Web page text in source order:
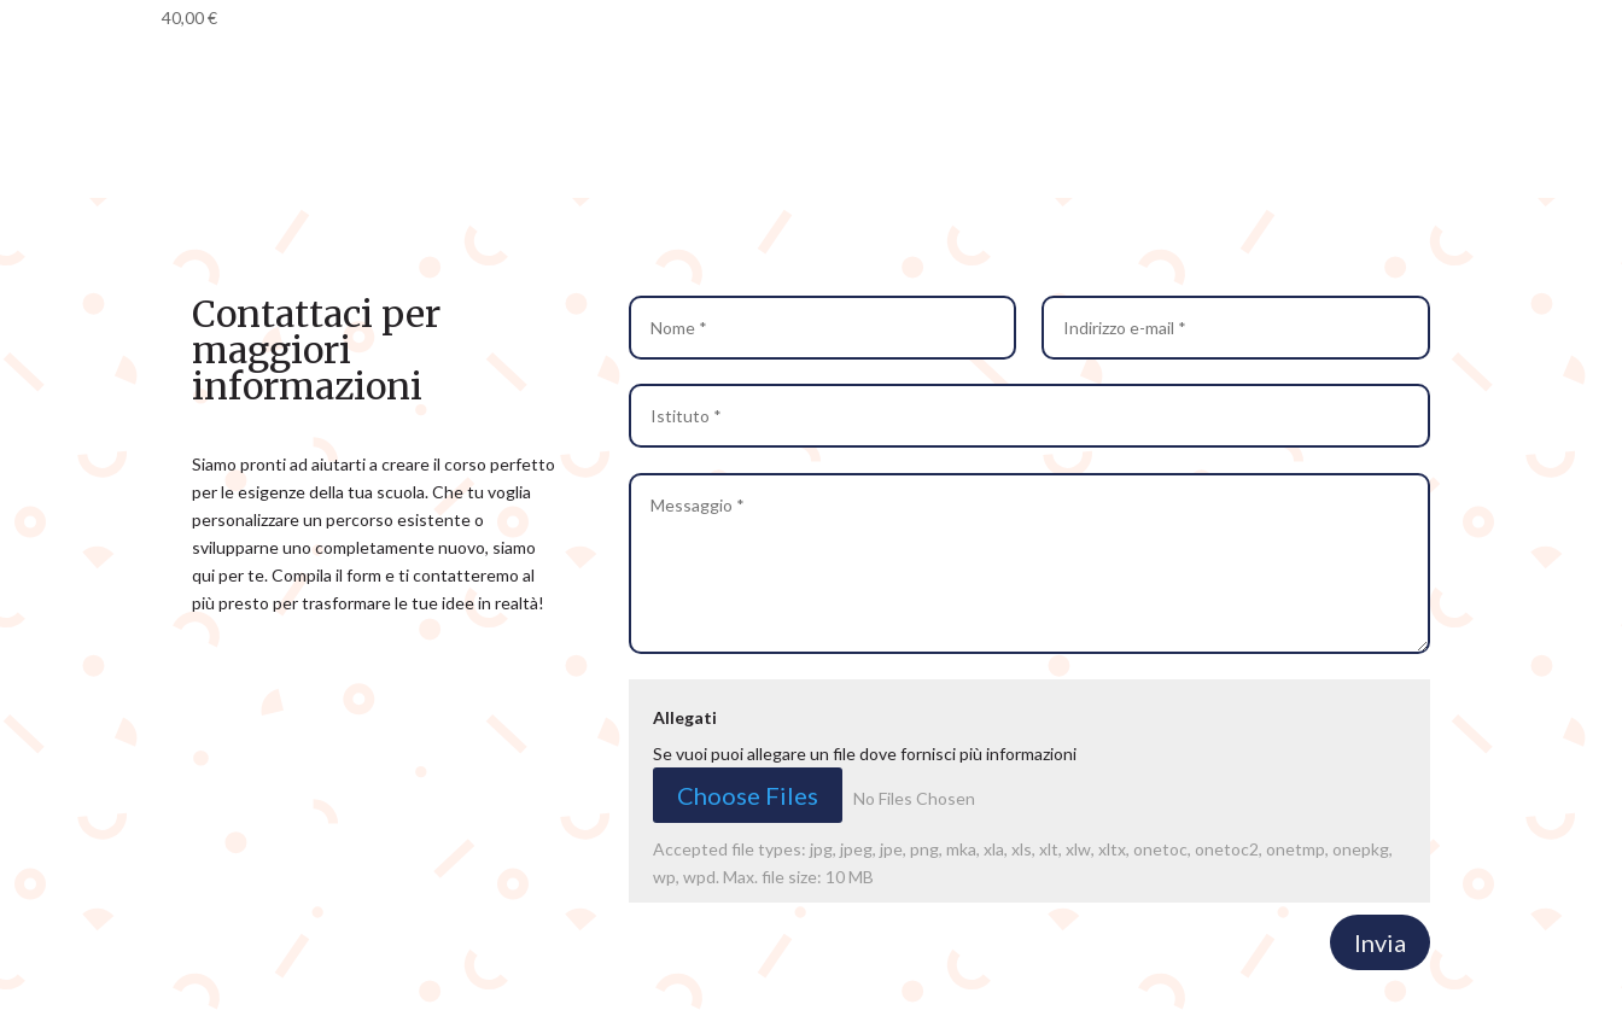
40,00€
Contattaci per
maggiori
informazioni
Siamo pronti ad aiutarti a creare il corso perfetto
per le esigenze della tua scuola. Che tu voglia
personalizzare un percorso esistente o
svilupparne uno completamente nuovo, siamo
qui per te. Compila il form e ti contatteremo al
più presto per trasformare le tue idee in realtà!
Allegati
Se vuoi puoi allegare un file dove fornisci più informazioni
Choose Files No Files Chosen
Accepted file types: jpg, jpeg, jpe, png, mka, xla, xls, xlt, xlw, xltx, onetoc, onetoc2, onetmp, onepkg,
wp, wpd. Max. file size: 10 MB
Invia